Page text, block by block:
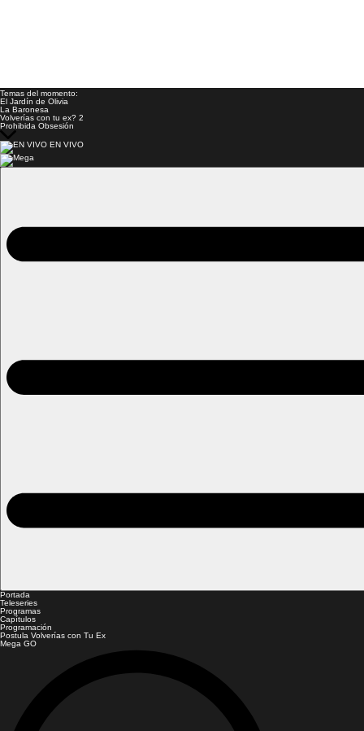
Temas del momento:
El Jardín de Olivia
La Baronesa
Volverías con tu ex? 2
Prohibida Obsesión
EN VIVO
Portada
Teleseries
Programas
Capítulos
Programación
Postula Volverías con Tu Ex
Mega GO